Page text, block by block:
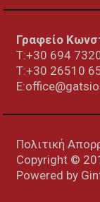
Γραφείο
Τ:+30 694
T:+30 26510
Πολιτική
Copyright ©
Powered by